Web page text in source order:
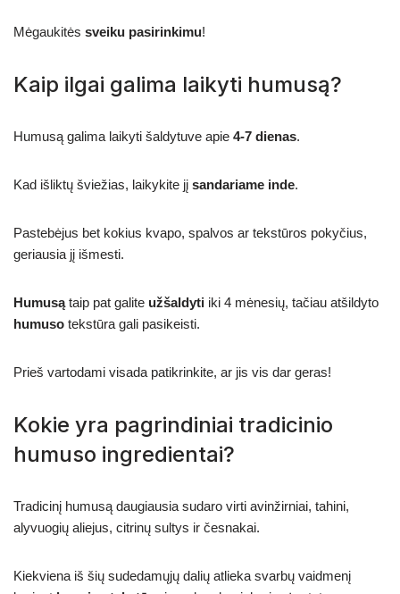
Mėgaukitės sveiku pasirinkimu!
Kaip ilgai galima laikyti humusą?
Humusą galima laikyti šaldytuve apie 4-7 dienas.
Kad išliktų šviežias, laikykite jį sandariame inde.
Pastebėjus bet kokius kvapo, spalvos ar tekstūros pokyčius,
geriausia jį išmesti.
Humusątaip pat galite užšaldyti iki 4 mėnesių, tačiau atšildyto
humuso tekstūra gali pasikeisti.
Prieš vartodami visada patikrinkite, ar jis vis dar geras!
Kokie yra pagrindiniai tradicinio
humuso ingredientai?
Tradicinį humusą daugiausia sudaro virti avinžirniai, tahini,
alyvuogių aliejus, citrinų sultys ir česnakai.
Kiekviena iš šių sudedamųjų dalių atlieka svarbų vaidmenį